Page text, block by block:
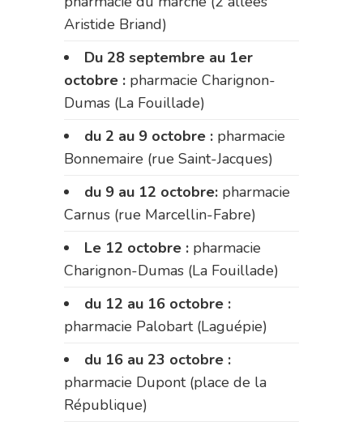
Aristide Briand)
Du 28 septembre au 1er
octobre : pharmacie Charignon-
Dumas (La Fouillade)
du 2 au 9 octobre : pharmacie
Bonnemaire (rue Saint-Jacques)
du 9 au 12 octobre: pharmacie
Carnus (rue Marcellin-Fabre)
Le 12 octobre : pharmacie
Charignon-Dumas (La Fouillade)
du 12 au 16 octobre :
pharmacie Palobart (Laguépie)
du 16 au 23 octobre :
pharmacie Dupont (place de la
République)